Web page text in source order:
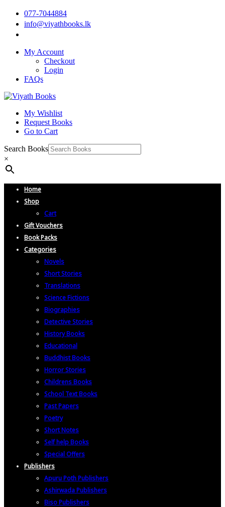
077-7044884
info@viyathbooks.lk
My Account
Checkout
Login
FAQs
My Wishlist
Request Books
Go to Cart
Search Books
×
Home
Shop
Cart
Gift Vouchers
Book Packs
Categories
Novels
Short Stories
Translations
Science Fictions
Biographies
Detective Stories
History Books
Educational
Buddhist Books
Horror Stories
Childrens Books
School Text Books
Past Papers
Poetry
Short Notes
Self help Books
Special Offers
Publishers
Apuru Poth Publishers
Ashirwada Publishers
Biso Publishers